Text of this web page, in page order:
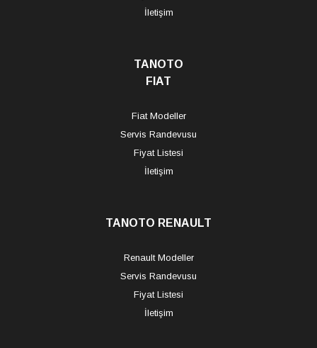
İletişim
TANOTO
FIAT
Fiat Modeller
Servis Randevusu
Fiyat Listesi
İletişim
TANOTO RENAULT
Renault Modeller
Servis Randevusu
Fiyat Listesi
İletişim